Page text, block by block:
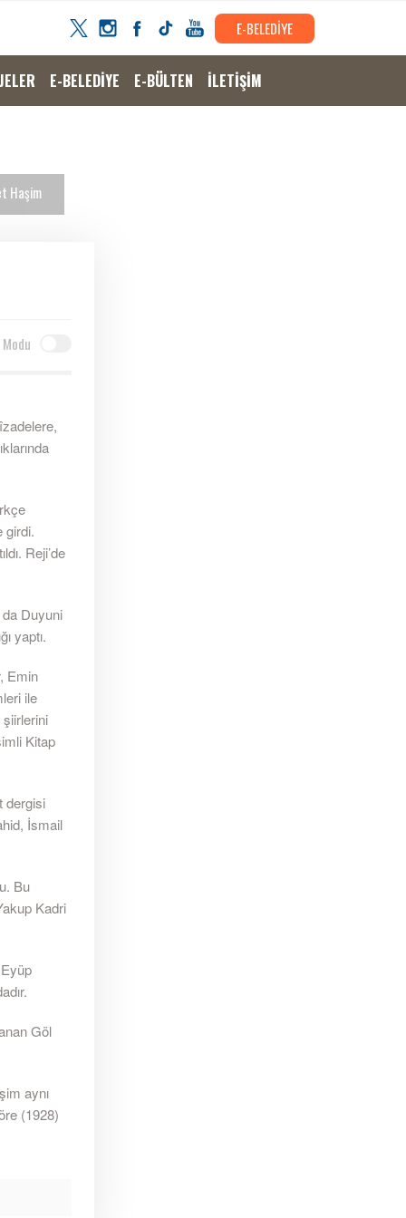
E-BELEDİYE
E-BELEDİYE E-BÜLTEN İLETİŞİM
Haşim
girdi.
Reji’de
Duyuni
yaptı.
Emin
ile
Kitap
dergisi
İsmail
Bu
Kadri
Göl
aynı
(1928)